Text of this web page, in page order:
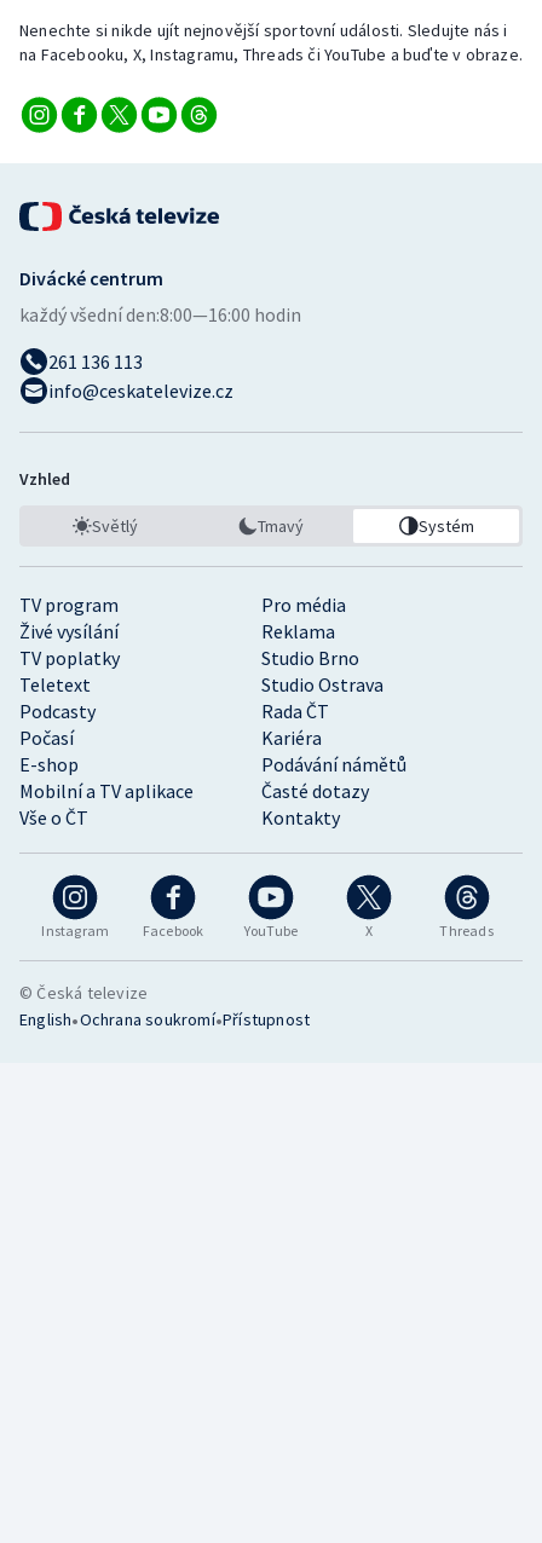
Nenechte si nikde ujít nejnovější sportovní události. Sledujte nás i
na Facebooku, X, Instagramu, Threads či YouTube a buďte v obraze.
Instagram Facebook YouTube X Threads
TV program
Pro média
Živé vysílání
Reklama
TV poplatky
Studio Brno
Teletext
Studio Ostrava
Podcasty
Rada ČT
Počasí
Kariéra
E-shop
Podávání námětů
Mobilní a TV aplikace
Časté dotazy
Vše o ČT
Kontakty
Divácké centrum
každý všední den:8:00—16:00 hodin
261 136 113
info@ceskatelevize.cz
Vzhled
Světlý Tmavý Systém
© Česká televize
English•Ochrana soukromí•Přístupnost